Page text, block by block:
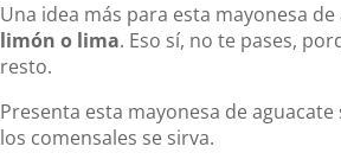
Una idea más para esta mayonesa de
limón o lima. Eso sí, no te pases,
resto.
Presenta esta mayonesa de
los comensales se sirva.